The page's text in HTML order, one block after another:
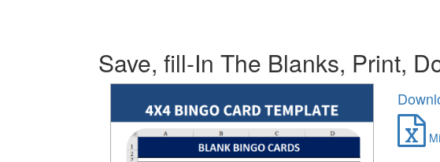
Save, fill-In The Blanks, Print,